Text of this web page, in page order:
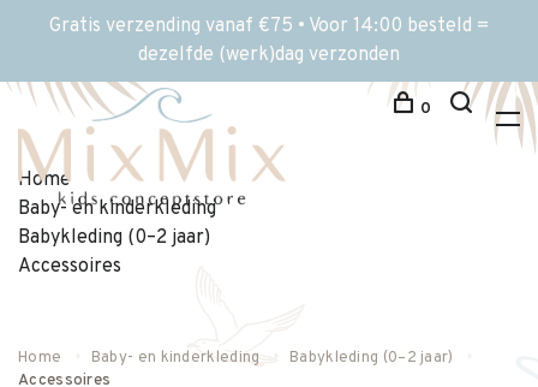
Gratis verzending vanaf €75 • Voor 14:00 besteld =
dezelfde (werk)dag verzonden
0
Home
Baby- en kinderkleding
Babykleding (0–2 jaar)
Accessoires
Home Baby- en kinderkleding
Babykleding (0–2 jaar)
Accessoires